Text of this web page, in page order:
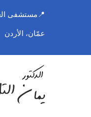
📍مستشفى
عمّان، الأردن